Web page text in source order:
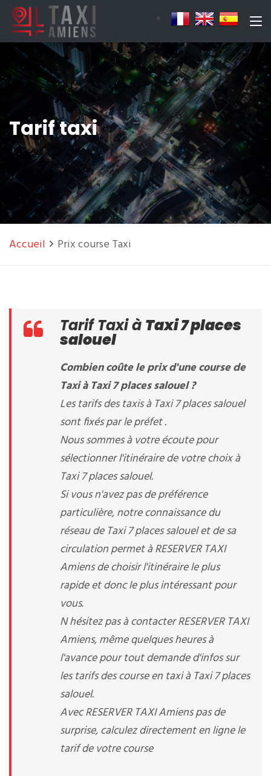
Tarif taxi
Accueil Prix course Taxi
Tarif Taxi à Taxi 7 places
salouel
Combien coûte le prix d'une course de
Taxi à Taxi 7 places salouel ?
Les tarifs des taxis à Taxi 7 places salouel
sont fixés par le préfet .
Nous sommes à votre écoute pour
sélectionner l'itinéraire de votre choix à
Taxi 7 places salouel.
Si vous n'avez pas de préférence
particulière, notre connaissance du
réseau de Taxi 7 places salouel et de sa
circulation permet à RESERVER TAXI
Amiens de choisir l'itinéraire le plus
rapide et donc le plus intéressant pour
vous.
N hésitez pas à contacter RESERVER TAXI
Amiens, même quelques heures à
l'avance pour tout demande d'infos sur
les tarifs des course en taxi à Taxi 7 places
salouel.
Avec RESERVER TAXI Amiens pas de
surprise, calculez directement en ligne le
tarif de votre course